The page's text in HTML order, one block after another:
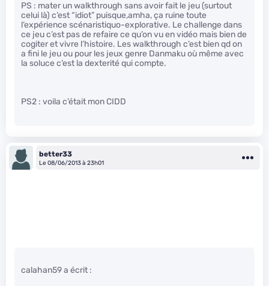
PS : mater un walkthrough sans avoir fait le jeu (surtout
celui là) c’est “idiot” puisque,amha, ça ruine toute
l’expérience scénaristiquo-explorative. Le challenge dans
ce jeu c’est pas de refaire ce qu’on vu en vidéo mais bien de
cogiter et vivre l’histoire. Les walkthrough c’est bien qd on
a fini le jeu ou pour les jeux genre Danmaku où même avec
la soluce c’est la dexterité qui compte.
PS2 : voila c’était mon CIDD
better33
Le 08/06/2013 à 23h01
calahan59 a écrit :